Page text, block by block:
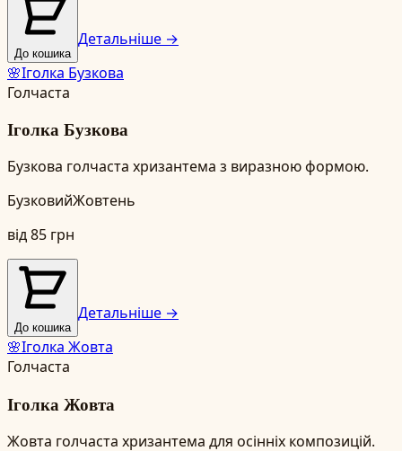
До кошика
Детальніше →
🌸Іголка Бузкова
Голчаста
Іголка Бузкова
Бузкова голчаста хризантема з виразною формою.
БузковийЖовтень
від85 грн
До кошика
Детальніше →
🌸Іголка Жовта
Голчаста
Іголка Жовта
Жовта голчаста хризантема для осінніх композицій.